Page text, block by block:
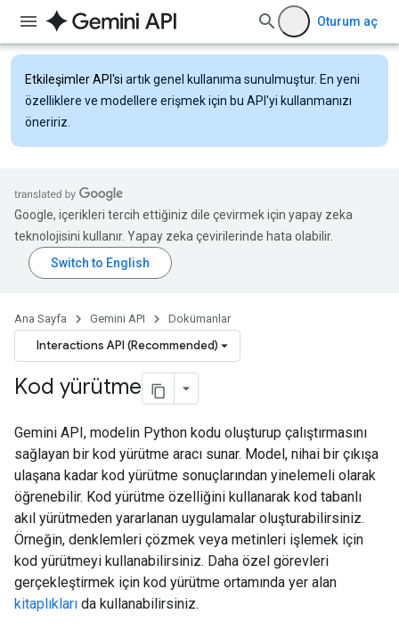
Oturum aç
Etkileşimler API'si artık genel kullanıma sunulmuştur. En yeni
özelliklere ve modellere erişmek için bu API'yi kullanmanızı
öneririz.
Google, içerikleri tercih ettiğiniz dile çevirmek için yapay zeka
teknolojisini kullanır. Yapay zeka çevirilerinde hata olabilir.
Ana Sayfa Gemini API Dokümanlar
Interactions API (Recommended)
Kod yürütme
Gemini API, modelin Python kodu oluşturup çalıştırmasını
sağlayan bir kod yürütme aracı sunar. Model, nihai bir çıkışa
ulaşana kadar kod yürütme sonuçlarından yinelemeli olarak
öğrenebilir. Kod yürütme özelliğini kullanarak kod tabanlı
akıl yürütmeden yararlanan uygulamalar oluşturabilirsiniz.
Örneğin, denklemleri çözmek veya metinleri işlemek için
kod yürütmeyi kullanabilirsiniz. Daha özel görevleri
gerçekleştirmek için kod yürütme ortamında yer alan
kitaplıkları da kullanabilirsiniz.